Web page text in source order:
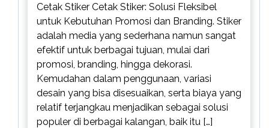
Cetak Stiker Cetak Stiker: Solusi Fleksibel
untuk Kebutuhan Promosi dan Branding. Stiker
adalah media yang sederhana namun sangat
efektif untuk berbagai tujuan, mulai dari
promosi, branding, hingga dekorasi.
Kemudahan dalam penggunaan, variasi
desain yang bisa disesuaikan, serta biaya yang
relatif terjangkau menjadikan sebagai solusi
populer di berbagai kalangan, baik itu […]